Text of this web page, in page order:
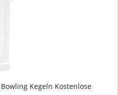
Kegeln Kostenlose